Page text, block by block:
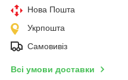
Нова Пошта
Укрпошта
Самовивіз
Всі умови доставки